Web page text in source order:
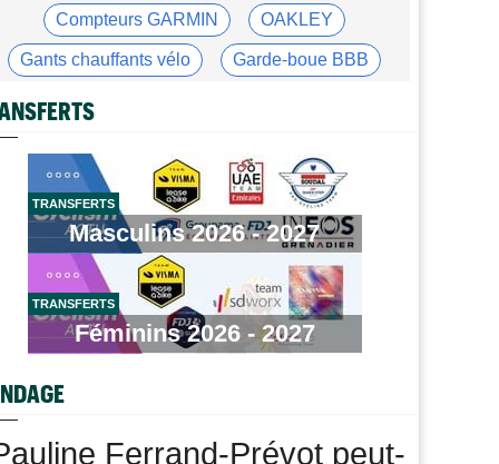
Tour de France Femmes
Une partie de la 7e étape sera interdite au public
Ferrand-Prévot : "Pour le général, c'est
Média
Les vidéos de cyclisme sur Dailymotion : Cyclism'Actu
TV
07:56
Tour de Burgos
A quelle heure et sur quelle chaîne suivre la 3e étape à
la TV ?
Tour de France Femmes, Pologne, Burgos… au
Route
Quels sont les prochains défis de Tadej Pogacar ?
Compteurs GARMIN OAKLEY
Gants chauffants vélo Garde-boue BBB
Casque ABUS
TRANSFERTS
Masculins 2026 - 2027
TRANSFERTS
Féminins 2026 - 2027
Ferrand-Prévot peut-